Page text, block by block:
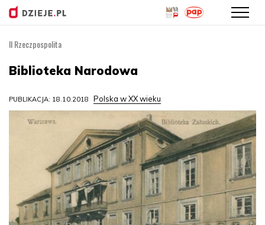
treści
II Rzeczpospolita
Biblioteka Narodowa
PUBLIKACJA: 18.10.2018 Polska w XX wieku